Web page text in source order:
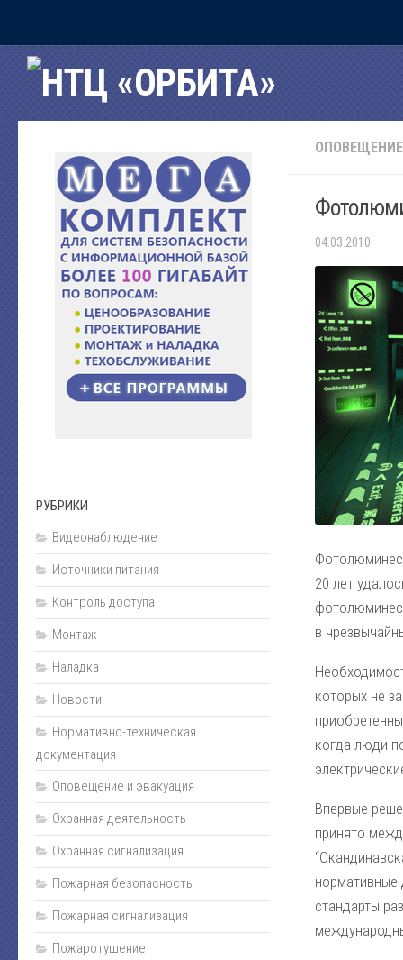
Главная
Рубрики
Наши программы
Сервисы интернет
Подарки
Ценообразование и сметы
Пожарная безопасность
Источники питания
Проектирование
Охранная сигнализация
Охранная деятельность
Юмор
Безопасность за рулем
Безопасность бизнеса
Полезная информация
Личная безопасность
Наладка
Видеонаблюдение
Техническое обслуживание
Контроль доступа
Пожаротушение
Прайс
Карта сайта
Подарки
04.03.2010
20 лет
в
которых не
когда люди
Впервые
принято
стандарты
РУБРИКИ
Видеонаблюдение
Источники питания
Контроль доступа
Монтаж
Наладка
Новости
Нормативно-техническая
документация
Оповещение и эвакуация
Охранная деятельность
Охранная сигнализация
Пожарная безопасность
Пожарная сигнализация
Пожаротушение